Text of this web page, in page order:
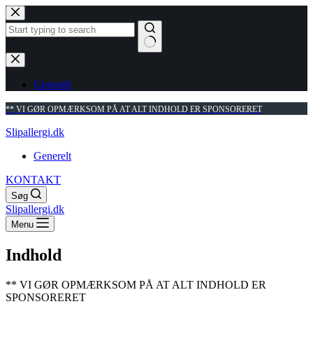
Fortsæt
til
indhold
Ingen
resultater
Generelt
** VI GØR OPMÆRKSOM PÅ AT ALT INDHOLD ER SPONSORERET
Slipallergi.dk
Generelt
KONTAKT
Søg
Slipallergi.dk
Menu
Indhold
** VI GØR OPMÆRKSOM PÅ AT ALT INDHOLD ER
SPONSORERET